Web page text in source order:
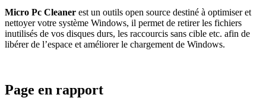
Micro Pc Cleaner est un outils open source destiné à optimiser et
nettoyer votre système Windows, il permet de retirer les fichiers
inutilisés de vos disques durs, les raccourcis sans cible etc. afin de
libérer de l’espace et améliorer le chargement de Windows.
Page en rapport